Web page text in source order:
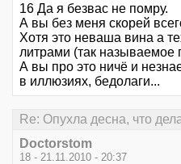
16 Да я безвас не помру.
А вы без меня скорей
Хотя это неваша вина а
литрами (так называемое
А вы про это ничё и
в иллюзиях, бедолаги...
Re: Опухла десна, что
Doctorstom
18 - 21.11.2010 - 20:37